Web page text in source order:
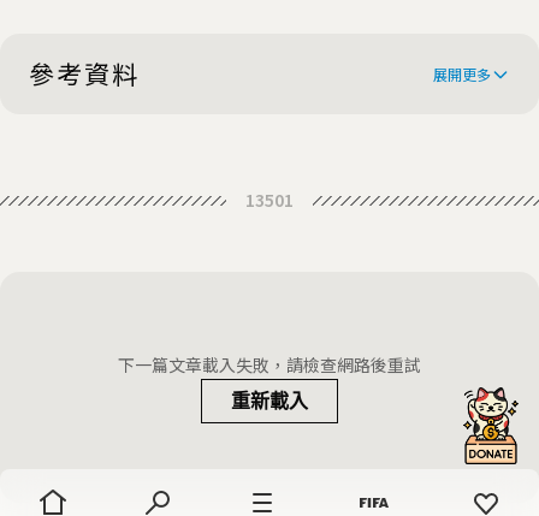
參考資料 展開更多
students smarter, new study
13501
下一篇文章載入失敗，請檢查網路後重試
重新載入